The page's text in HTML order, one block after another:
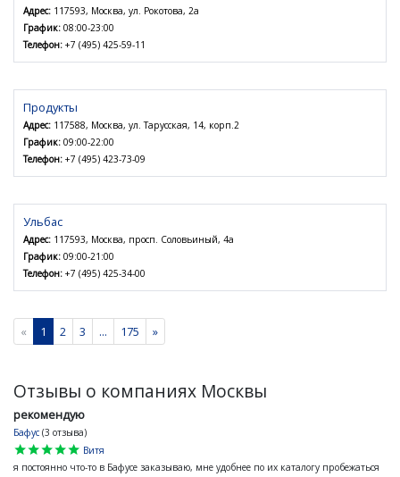
Адрес: 117593, Москва, ул. Рокотова, 2а
График: 08:00-23:00
Телефон: +7 (495) 425-59-11
Продукты
Адрес: 117588, Москва, ул. Тарусская, 14, корп.2
График: 09:00-22:00
Телефон: +7 (495) 423-73-09
Ульбас
Адрес: 117593, Москва, просп. Соловьиный, 4а
График: 09:00-21:00
Телефон: +7 (495) 425-34-00
« 1 2 3 ... 175 »
Отзывы о компаниях Москвы
рекомендую
Бафус (3 отзыва)
star
star
star
star
star
Витя
я постоянно что-то в Бафусе заказываю, мне удобнее по их каталогу пробежаться